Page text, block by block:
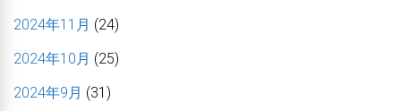
2024年11月 (24)
2024年10月 (25)
2024年9月 (31)